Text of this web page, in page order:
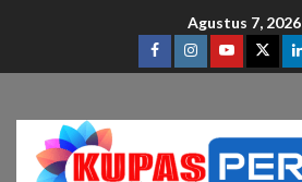
Agustus 7, 2026